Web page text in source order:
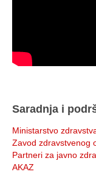
Saradnja i
Ministarstvo
Zavod zdravstvenog
Partneri za javno
AKAZ